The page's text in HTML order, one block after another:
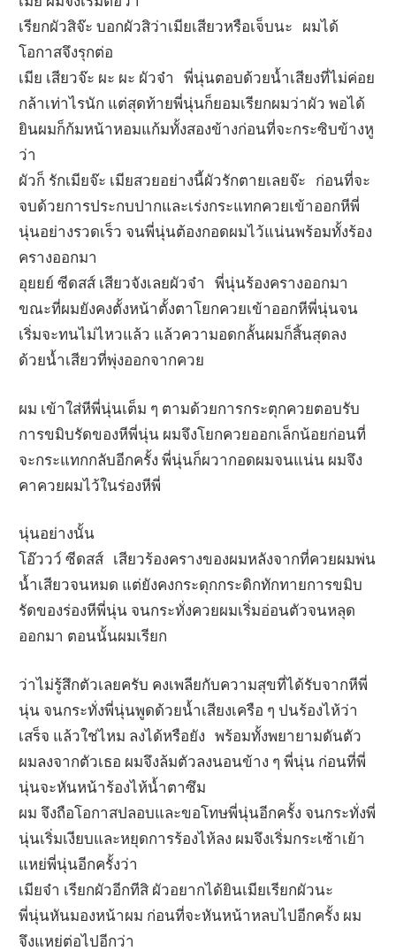
เรียกผัวสิจ๊ะ บอกผัวสิว่าเมียเสียวหรือเจ็บนะ ผมได้
โอกาสจึงรุกต่อ
เมีย เสียวจ๊ะ ผะ ผะ ผัวจ๋า พี่นุ่นตอบด้วยน้ำเสียงที่ไม่ค่อย
กล้าเท่าไรนัก แต่สุดท้ายพี่นุ่นก็ยอมเรียกผมว่าผัว พอได้
ยินผมก็ก้มหน้าหอมแก้มทั้งสองข้างก่อนที่จะกระซิบข้างหู
ว่า
ผัวก็ รักเมียจ๊ะ เมียสวยอย่างนี้ผัวรักตายเลยจ๊ะ ก่อนที่จะ
จบด้วยการประกบปากและเร่งกระแทกควยเข้าออกหีพี่
นุ่นอย่างรวดเร็ว จนพี่นุ่นต้องกอดผมไว้แน่นพร้อมทั้งร้อง
ครางออกมา
อุยยย์ ซีดสส์ เสียวจังเลยผัวจ๋า พี่นุ่นร้องครางออกมา
ขณะที่ผมยังคงตั้งหน้าตั้งตาโยกควยเข้าออกหีพี่นุ่นจน
เริ่มจะทนไม่ไหวแล้ว แล้วความอดกลั้นผมก็สิ้นสุดลง
ด้วยน้ำเสียวที่พุ่งออกจากควย
ผม เข้าใส่หีพี่นุ่นเต็ม ๆ ตามด้วยการกระตุกควยตอบรับ
การขมิบรัดของหีพี่นุ่น ผมจึงโยกควยออกเล็กน้อยก่อนที่
จะกระแทกกลับอีกครั้ง พี่นุ่นก็ผวากอดผมจนแน่น ผมจึง
คาควยผมไว้ในร่องหีพี่
นุ่นอย่างนั้น
โอ๊ววว์ ซีดสส์ เสียวร้องครางของผมหลังจากที่ควยผมพ่น
น้ำเสียวจนหมด แต่ยังคงกระดุกกระดิกทักทายการขมิบ
รัดของร่องหีพี่นุ่น จนกระทั่งควยผมเริ่มอ่อนตัวจนหลุด
ออกมา ตอนนั้นผมเรียก
ว่าไม่รู้สึกตัวเลยครับ คงเพลียกับความสุขที่ได้รับจากหีพี่
นุ่น จนกระทั่งพี่นุ่นพูดด้วยน้ำเสียงเครือ ๆ ปนร้องไห้ว่า
เสร็จ แล้วใช่ไหม ลงได้หรือยัง พร้อมทั้งพยายามดันตัว
ผมลงจากตัวเธอ ผมจึงล้มตัวลงนอนข้าง ๆ พี่นุ่น ก่อนที่พี่
นุ่นจะหันหน้าร้องไห้น้ำตาซึม
ผม จึงถือโอกาสปลอบและขอโทษพี่นุ่นอีกครั้ง จนกระทั่งพี่
นุ่นเริ่มเงียบและหยุดการร้องไห้ลง ผมจึงเริ่มกระเซ้าเย้า
แหย่พี่นุ่นอีกครั้งว่า
เมียจ๋า เรียกผัวอีกทีสิ ผัวอยากได้ยินเมียเรียกผัวนะ
พี่นุ่นหันมองหน้าผม ก่อนที่จะหันหน้าหลบไปอีกครั้ง ผม
จึงแหย่ต่อไปอีกว่า